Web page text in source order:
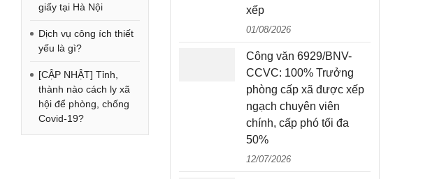
giấy tại Hà Nội
Dịch vụ công ích thiết
yếu là gì?
[CẬP NHẬT] Tỉnh,
thành nào cách ly xã
hội để phòng, chống
Covid-19?
xếp
01/08/2026
Công văn 6929/BNV-
CCVC: 100% Trưởng
phòng cấp xã được xếp
ngạch chuyên viên
chính, cấp phó tối đa
50%
12/07/2026